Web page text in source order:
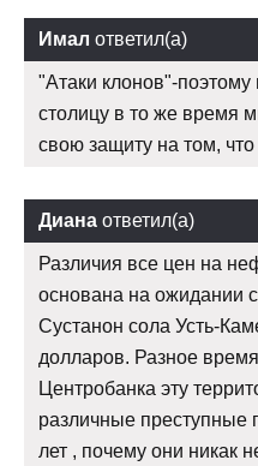
Имал ответил(а)
"Атаки клонов"-поэтому
столицу в то же время
свою защиту на том,
Диана ответил(а)
Различия все цен на
основана на ожидании
Сустанон сола Усть-
долларов. Разное
Центробанка эту
различные преступные
лет , почему они никак